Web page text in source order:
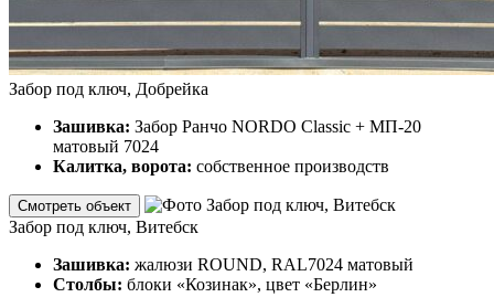
Забор под ключ, Добрейка
Зашивка: Забор Ранчо NORDO Classic + МП-20
матовый 7024
Калитка, ворота: собственное производств
Смотреть объект
Забор под ключ, Витебск
Зашивка: жалюзи ROUND, RAL7024 матовый
Столбы: блоки «Козинак», цвет «Берлин»